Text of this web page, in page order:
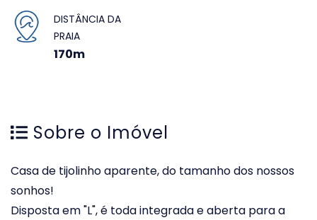
DISTÂNCIA DA
PRAIA
170m
Sobre o Imóvel
Casa de tijolinho aparente, do tamanho dos nossos
sonhos!
Disposta em "L", é toda integrada e aberta para a